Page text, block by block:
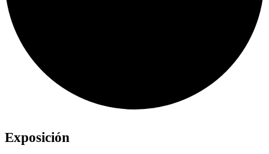
Exposición